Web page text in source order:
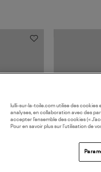
lulli-sur-la-toile.com utilise des
analyses, en collaboration avec des
accepter l’ensemble des cookies («
Pour en savoir plus sur l’utilisation de